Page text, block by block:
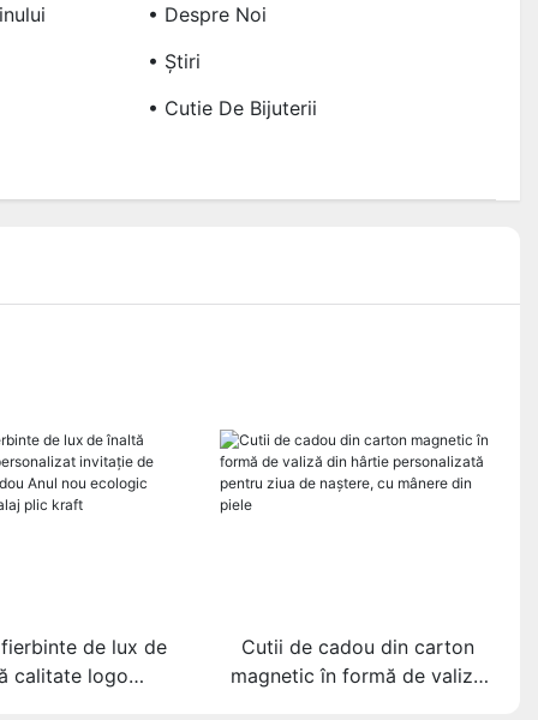
• Despre Noi
• Știri
• Cutie De Bijuterii
de lux de
calitate logo
Cutii de cadou din carton
magnetic în formă de valiză